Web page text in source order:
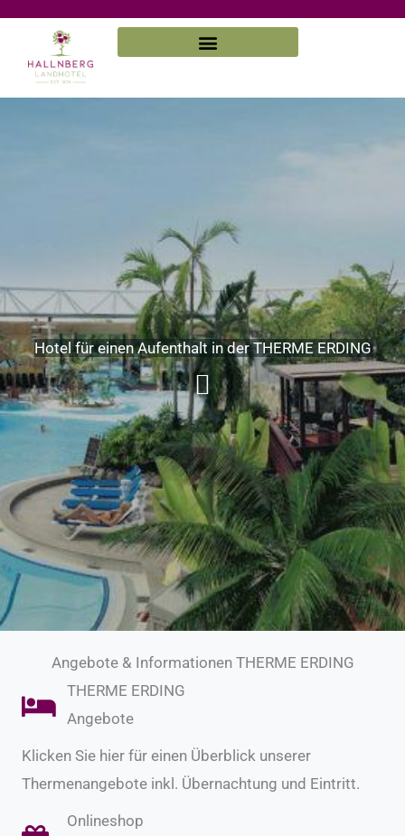
springen
Hotel für einen Aufenthalt in der THERME ERDING
Angebote & Informationen THERME ERDING
THERME ERDING
Angebote
Klicken Sie hier für einen Überblick unserer
Thermenangebote inkl. Übernachtung und Eintritt.
Onlineshop